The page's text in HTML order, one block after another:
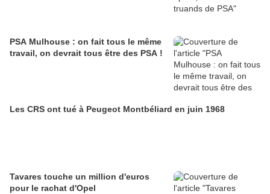
PSA Mulhouse : on fait tous le même
travail, on devrait tous être des PSA !
Les CRS ont tué à Peugeot Montbéliard en juin 1968
Tavares touche un million d'euros
pour le rachat d'Opel